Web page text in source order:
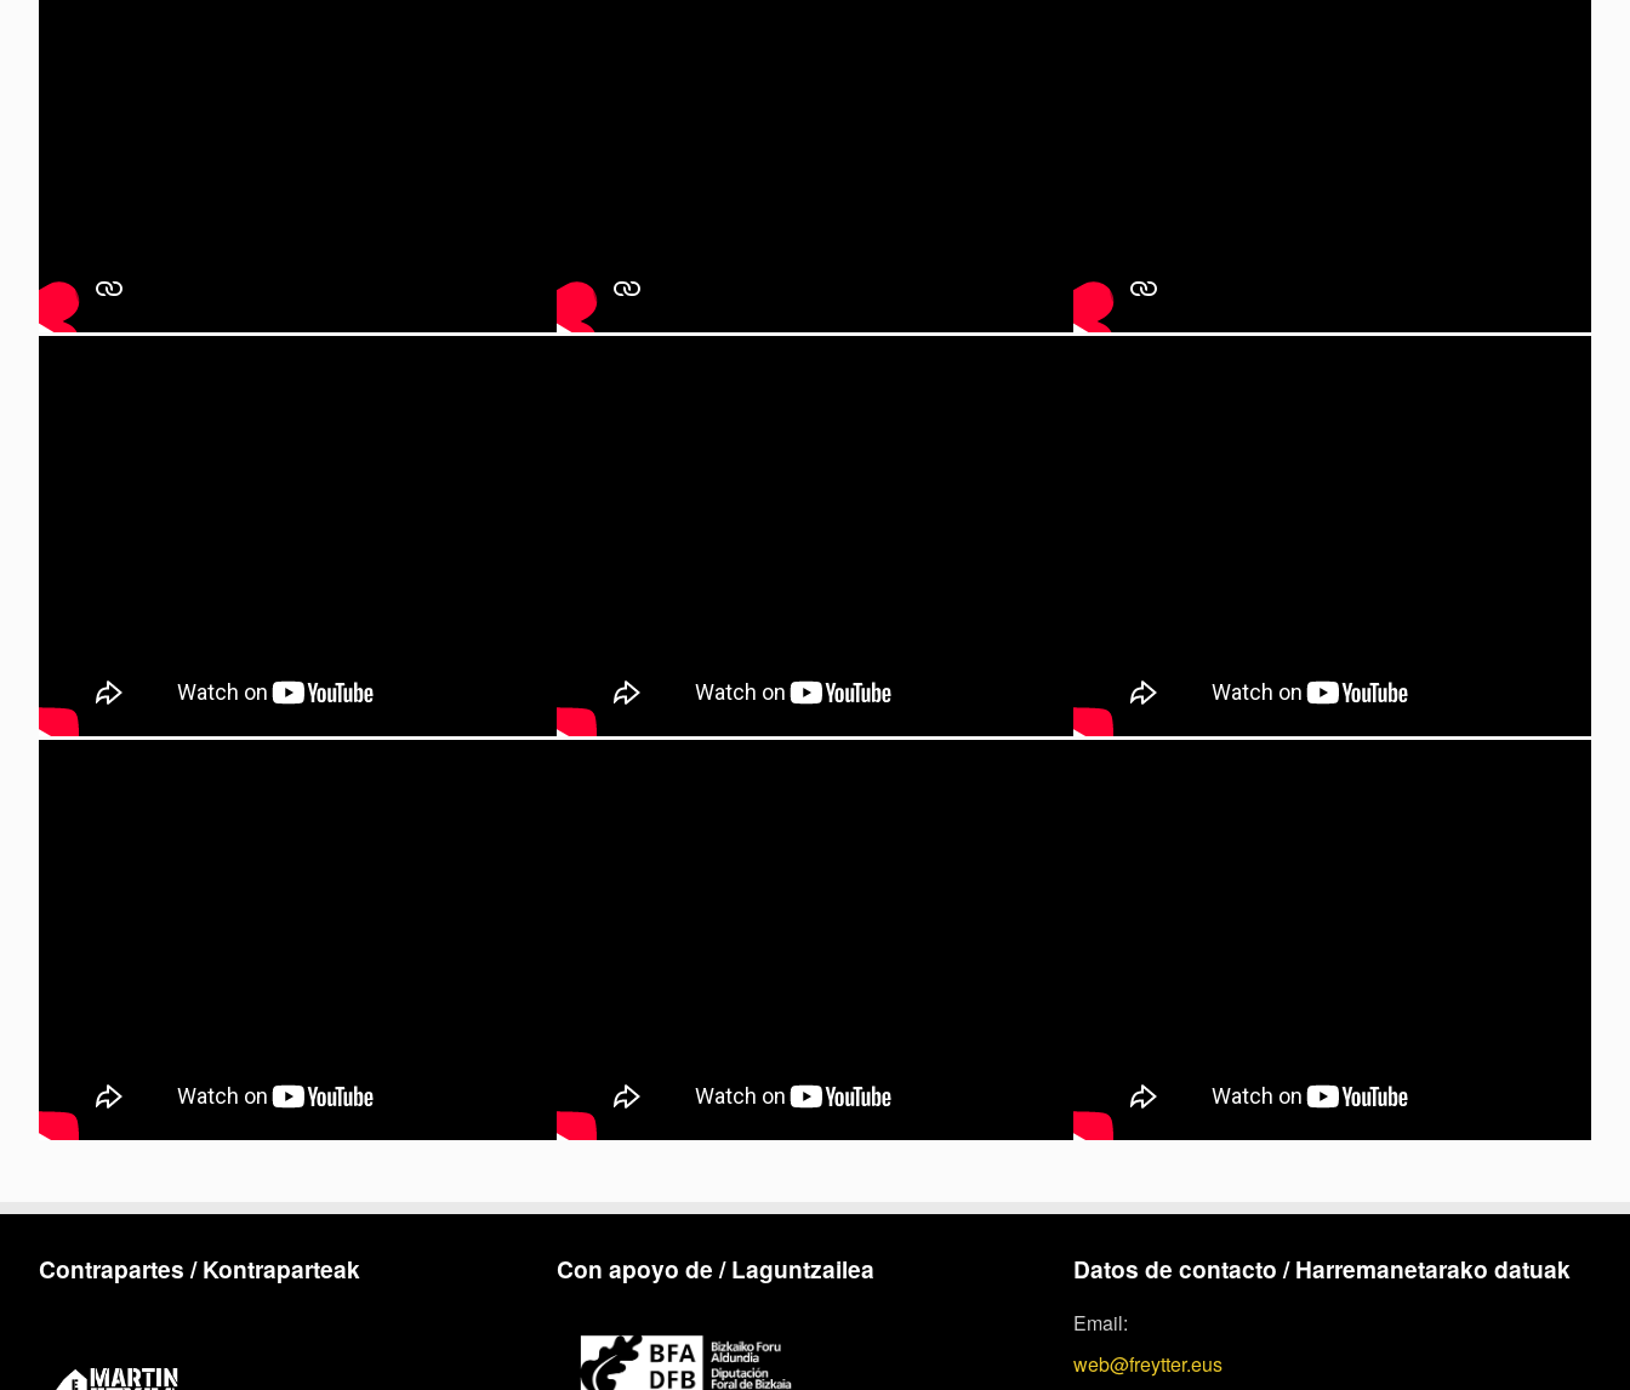
Contrapartes / Kontraparteak Con apoyo de / Laguntzailea Datos de contacto / Harremanetarako datuak
Email:
web@freytter.eus